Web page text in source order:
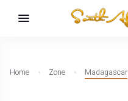
Home Zone Madagascar